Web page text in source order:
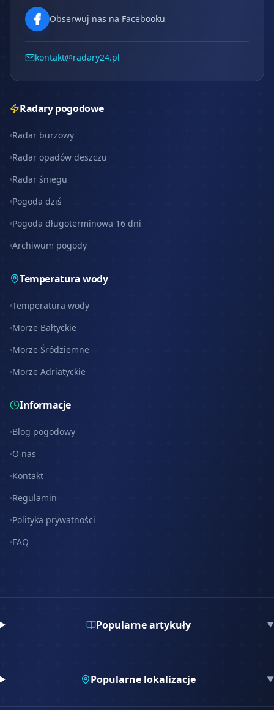
Obserwuj nas na Facebooku
kontakt@radary24.pl
Radary pogodowe
Radar burzowy
Radar opadów deszczu
Radar śniegu
Pogoda dziś
Pogoda długoterminowa 16 dni
Archiwum pogody
Temperatura wody
Temperatura wody
Morze Bałtyckie
Morze Śródziemne
Morze Adriatyckie
Informacje
Blog pogodowy
O nas
Kontakt
Regulamin
Polityka prywatności
FAQ
Popularne artykuły ▼
Popularne lokalizacje ▼